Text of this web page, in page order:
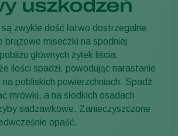
uszkodzeń
zwykle dość łatwo dostrzegalne
brązowe miseczki na spodniej
głównych żyłek liścia.
ilości spadzi, powodując narastanie
na pobliskich powierzchniach. Spadź
mrówki, a na słodkich osadach
sadzawkowe. Zanieczyszczone
opaść.